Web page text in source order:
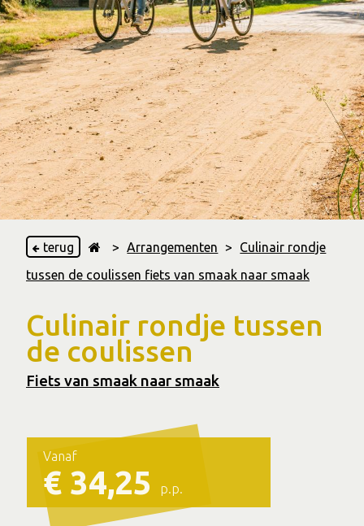
terug > Arrangementen >
Culinair rondje
tussen de coulissen fiets van smaak naar smaak
Culinair rondje tussen
de coulissen
Fiets van smaak naar smaak
Vanaf
€ 34,25 p.p.